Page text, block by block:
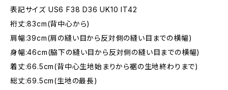
表記サイズ US6 F38 D36 UK10 IT42
裄丈:83cm(背中心から)
肩幅:39cm(肩の縫い目から反対側の縫い目までの横幅)
身幅:46cm(脇下の縫い目から反対側の縫い目までの横幅)
着丈:66.5cm(背中心生地始まりから裾の生地終わりまで)
総丈:69.5cm(生地の最長)